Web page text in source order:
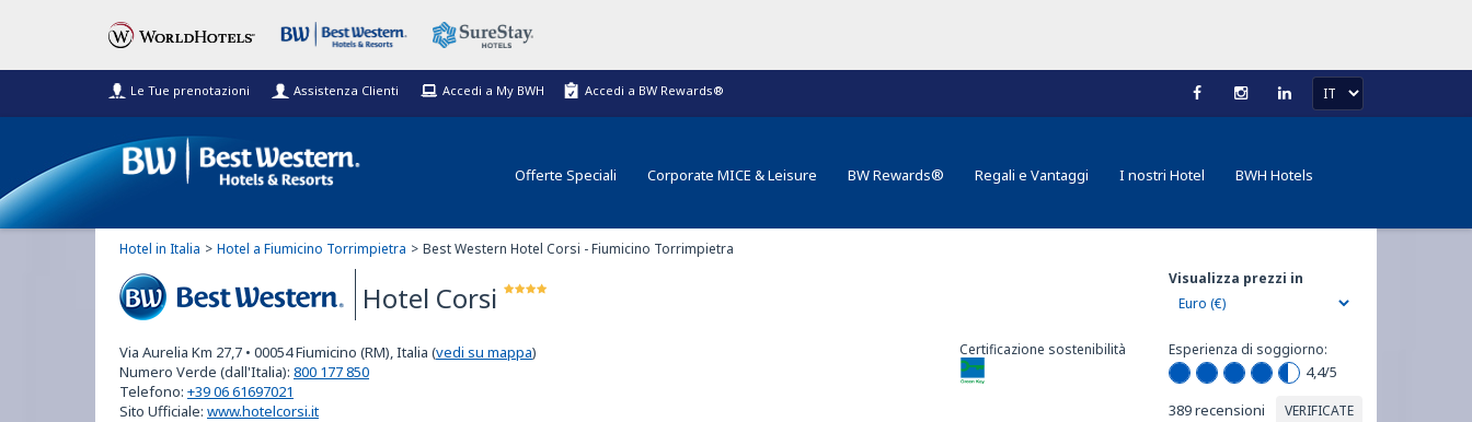
Le Tue prenotazioni Assistenza Clienti Accedi a My BWH Accedi a BW Rewards®
Offerte Speciali Corporate MICE & Leisure BW Rewards® Regali e Vantaggi I nostri Hotel BWH Hotels
Hotel in Italia Hotel a Fiumicino Torrimpietra Best Western Hotel Corsi - Fiumicino Torrimpietra
Best Western
Hotel Corsi
Visualizza prezzi in
Via Aurelia Km 27,7 • 00054Fiumicino (RM), Italia (vedi su mappa)
Numero Verde (dall'Italia): 800 177 850
Telefono: +39 06 61697021
Sito Ufficiale: www.hotelcorsi.it
Certificazione sostenibilità Esperienza di soggiorno:
4,4/5
389 recensioni
VERIFICATE